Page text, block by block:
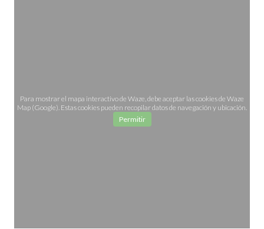
Para mostrar el mapa interactivo de Waze, debe aceptar las cookies de Waze
Map (Google). Estas cookies pueden recopilar datos de navegación y ubicación.
Permitir